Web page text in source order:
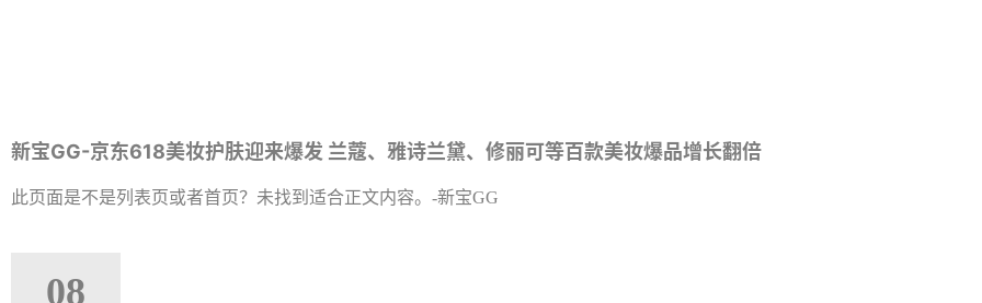
新宝GG-京东618美妆护肤迎来爆发 兰蔻、雅诗兰黛、修丽可等百款美妆爆品增长翻倍
此页面是不是列表页或者首页？未找到适合正文内容。-新宝GG
08